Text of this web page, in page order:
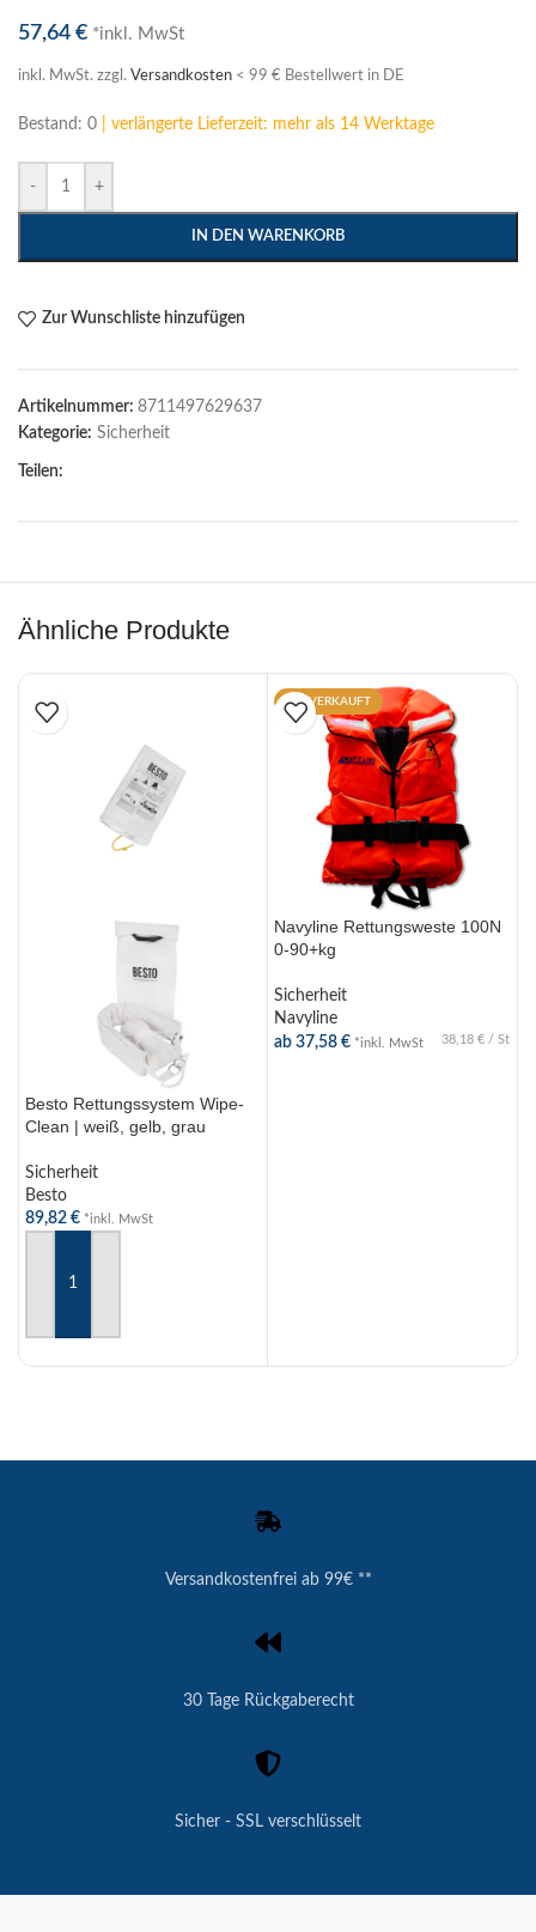
57,64 € *inkl. MwSt
inkl. MwSt. zzgl. Versandkosten < 99 € Bestellwert in DE
Bestand: 0 | verlängerte Lieferzeit: mehr als 14 Werktage
- +
IN DEN WARENKORB
Zur Wunschliste hinzufügen
Artikelnummer: 8711497629637
Kategorie: Sicherheit
Teilen:
Ähnliche Produkte
Besto Rettungssystem Wipe-
Clean | weiß, gelb, grau
Sicherheit
Besto
89,82 € *inkl. MwSt
AUSVERKAUFT
Navyline Rettungsweste 100N
0-90+kg
Sicherheit
Navyline
ab 37,58 € *inkl. MwSt 38,18 € / St
Versandkostenfrei ab 99€ **
30 Tage Rückgaberecht
Sicher - SSL verschlüsselt